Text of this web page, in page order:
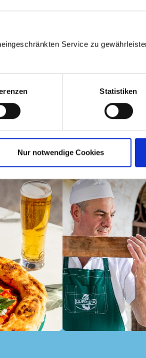
Service zu
Statistiken
Nur notwendige Cookies